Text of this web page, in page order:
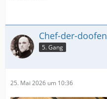
Chef-der-doofen
5. Gang
25. Mai 2026 um 10:36